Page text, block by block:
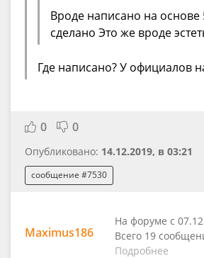
Вроде написано на основе
сделано Это же вроде
Где написано? У официалов
0 0
Опубликовано: 14.12.2019, в 03:21
сообщение #7530
Maximus186
На форуме с
Всего 19
Подробнее